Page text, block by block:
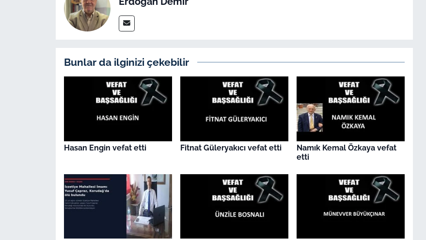
Bunlar da ilginizi çekebilir
Hasan Engin vefat etti Fitnat Güleryakıcı vefat etti
Namık Kemal Özkaya vefat
etti
Bilim Teknoloji
Canlı Maç